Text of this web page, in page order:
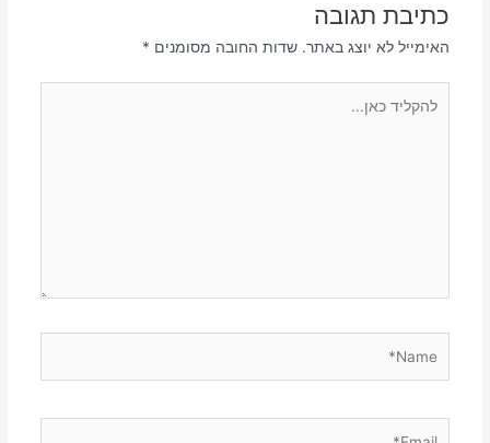
כתיבת תגובה
האימייל לא יוצג באתר. שדות החובה מסומנים *
כאן...